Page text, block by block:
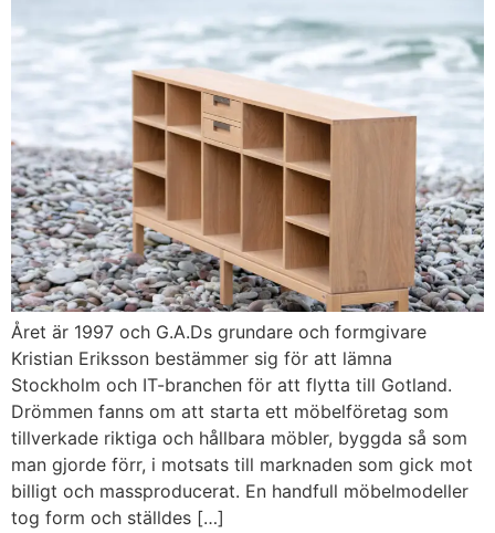
Året är 1997 och G.A.Ds grundare och formgivare
Kristian Eriksson bestämmer sig för att lämna
Stockholm och IT-branchen för att flytta till Gotland.
Drömmen fanns om att starta ett möbelföretag som
tillverkade riktiga och hållbara möbler, byggda så som
man gjorde förr, i motsats till marknaden som gick mot
billigt och massproducerat. En handfull möbelmodeller
tog form och ställdes […]